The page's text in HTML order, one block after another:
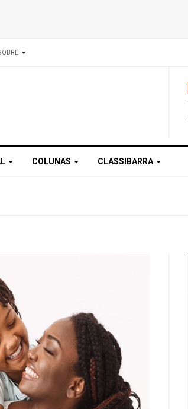
COLUNAS CLASSIBARRA